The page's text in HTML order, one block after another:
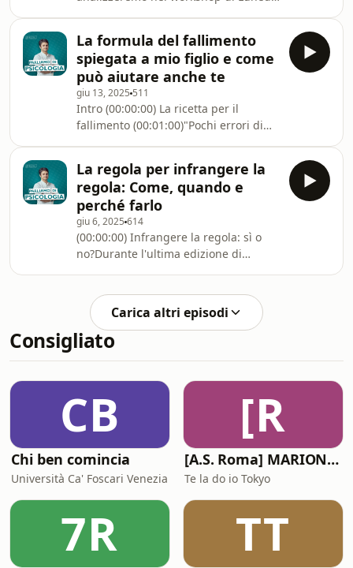
condivido una parte importante
milano.it/webinar-genitorialita-23-
giugnoIn questo episodio ti spiego
perché, secondo me, la genitorialità è
il percorso di crescita personale più
potente e importante che possa mai
esistere.Ecco perché ho deciso di
mettere insieme le mie competenze
professiona
La formula del fallimento
spiegata a mio figlio e come
può aiutare anche te
giu 13, 2025 511
Intro (00:00:00) La ricetta per il
fallimento (00:01:00)"Pochi errori di
intendo dire che raramente i grandi
disastri ti crollano addosso
all’improvviso da un giorno
all’altro.Nella maggior parte dei casi,
il fallimento si insinua nelle nostre
vite come un qualcosa di sottile,
insignificante e, proprio per questo,
apparentemente innocuo.La formula
La regola per infrangere la
regola: Come, quando e
perché farlo
giu 6, 2025 614
(00:00:00) Infrangere la regola: sì o
no?Durante l'ultima edizione di
mano e ha detto: “Ho un problema
con le regole dentro le quali mi
chiedete di stare”. Da un lato, la parte
di me “docente” voleva sottolineare
per una comunicazione
efficace. Dall’altro, una voce più
profonda riconosce
Carica altri episodi
Consigliato
CB
Chi ben comincia
Università Ca' Foscari Venezia
[R
[A.S. Roma] MARIONE - Il portale della ControInformazione GialloRossa
Te la do io Tokyo
7R TT